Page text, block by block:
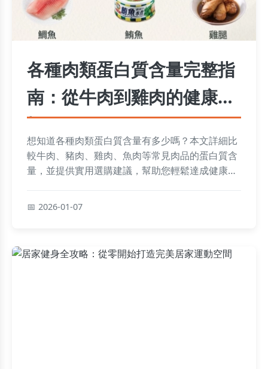
各種肉類蛋白質含量完整指
南：從牛肉到雞肉的健康選
擇
想知道各種肉類蛋白質含量有多少嗎？本文詳細比
較牛肉、豬肉、雞肉、魚肉等常見肉品的蛋白質含
量，並提供實用選購建議，幫助您輕鬆達成健康飲
2026-01-07